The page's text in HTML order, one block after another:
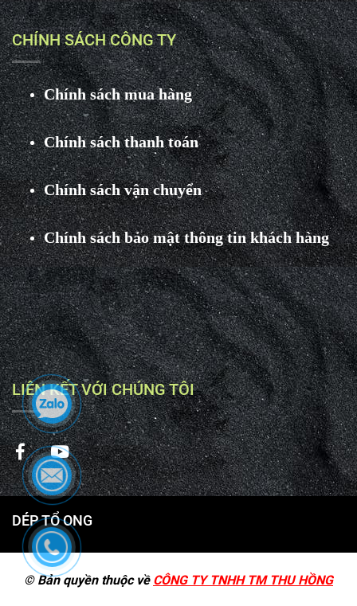
DÉP TỔ ONG
CHÍNH SÁCH CÔNG TY
Chính sách mua hàng
Chính sách thanh toán
Chính sách vận chuyển
Chính sách bảo mật thông tin khách hàng
LIÊN KẾT VỚI CHÚNG TÔI
© Bản quyền thuộc về CÔNG TY TNHH TM THU HỒNG